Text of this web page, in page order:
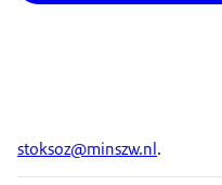
stoksoz@minszw.nl .